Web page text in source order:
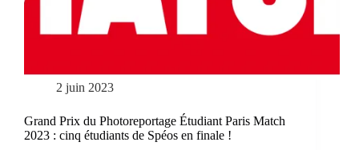
2 juin 2023
Grand Prix du Photoreportage Étudiant Paris Match
2023 : cinq étudiants de Spéos en finale !